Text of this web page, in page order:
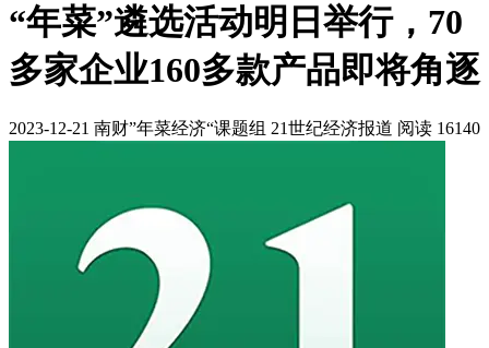
“年菜”遴选活动明日举行，70
多家企业160多款产品即将角逐
2023-12-21 南财”年菜经济“课题组 21世纪经济报道 阅读 16140